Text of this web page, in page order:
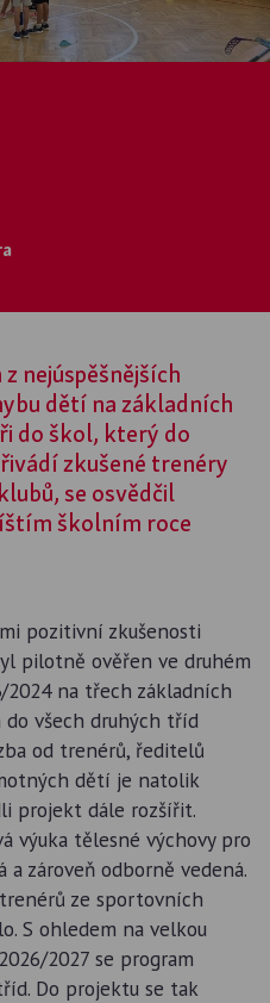
nejúspěšnějších
dětí na základních
do škol, který do
zkušené trenéry
se osvědčil
školním roce
pozitivní zkušenosti
pilotně ověřen ve druhém
na třech základních
do všech druhých tříd
od trenérů, ředitelů
dětí je natolik
projekt dále rozšířit.
výuka tělesné výchovy pro
zároveň odborně vedená.
ze sportovních
S ohledem na velkou
2027 se program
Do projektu se tak